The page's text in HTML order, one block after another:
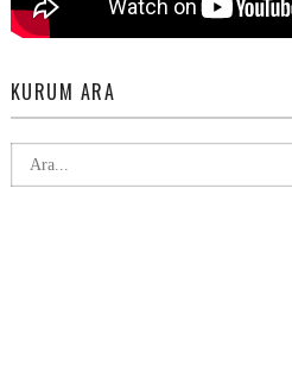
KURUM ARA